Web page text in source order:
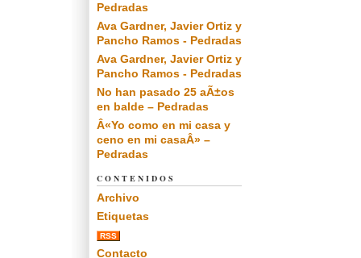
Pedradas
Ava Gardner, Javier Ortiz y
Pancho Ramos - Pedradas
Ava Gardner, Javier Ortiz y
Pancho Ramos - Pedradas
No han pasado 25 aÃ±os
en balde – Pedradas
Â«Yo como en mi casa y
ceno en mi casaÂ» –
Pedradas
CONTENIDOS
Archivo
Etiquetas
RSS
Contacto